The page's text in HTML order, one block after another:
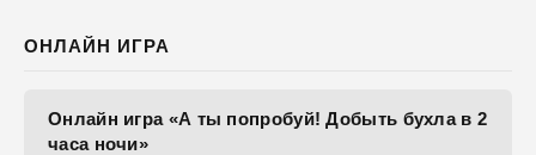
ОНЛАЙН ИГРА
Онлайн игра «А ты попробуй! Добыть бухла в 2
часа ночи»